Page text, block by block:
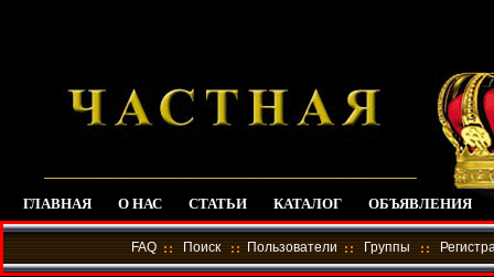
ГЛАВНАЯ О НАС СТАТЬИ КАТАЛОГ ОБЪЯВЛЕНИЯ
FAQ Поиск Пользователи Группы